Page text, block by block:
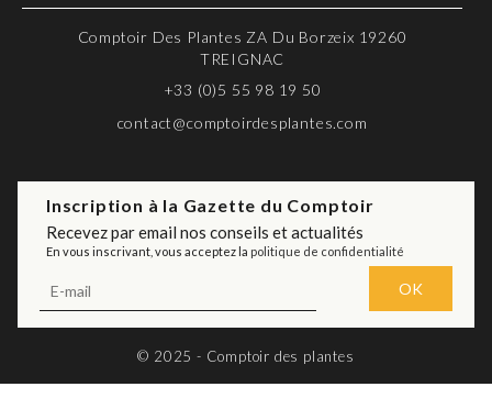
Comptoir Des Plantes ZA Du Borzeix 19260
TREIGNAC
+33 (0)5 55 98 19 50
contact@comptoirdesplantes.com
Inscription à la Gazette du Comptoir
Recevez par email nos conseils et actualités
En vous inscrivant, vous acceptez la politique de confidentialité
© 2025 - Comptoir des plantes